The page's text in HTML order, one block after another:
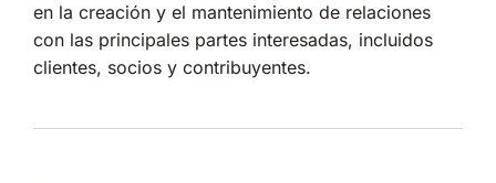
en la creación y el mantenimiento de relaciones
con las principales partes interesadas, incluidos
clientes, socios y contribuyentes.